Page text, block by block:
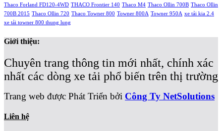
Thaco Forland FD120-4WD THACO Frontier 140 Thaco M4 Thaco Ollin 700B Thaco Ollin
700B 2015 Thaco Ollin 720 Thaco Towner 800 Towner 800A Towner 950A xe tải kia 2.4
xe tải towner 800 thung lung
Giới thiệu:
Chuyên trang thông tin mới nhất, chính xác
nhất các dòng xe tải phổ biến trên thị trường
Trang web được Phát Triển bởi Công Ty NetSolutions
Liên hệ